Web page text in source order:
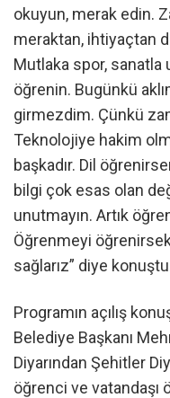
okuyun, merak edin.
meraktan, ihtiyaçtan
Mutlaka spor, sanatla
öğrenin. Bugünkü
girmezdim. Çünkü
Teknolojiye hakim
başkadır. Dil
bilgi çok esas olan
unutmayın. Artık
Öğrenmeyi
sağlarız” diye
Programın açılış
Belediye Başkanı
Diyarından Şehitler
öğrenci ve vatandaşı